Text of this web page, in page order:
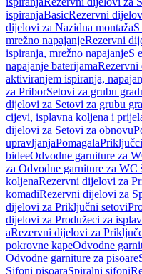
ispiranjaBasicRezervni
dijelovi za Nazidna montaža
mrežno napajanjeRezervni
ispiranja, mrežno napajanjeS
napajanje baterijamaRezervni
aktiviranjem ispiranja,
za PriborSetovi za grubu
dijelovi za Setovi za grubu
cijevi, isplavna koljena i
dijelovi za Setovi za obnovu
upravljanjaPomagala
bideeOdvodne garniture za
za Odvodne garniture za WC
koljenaRezervni dijelovi za
komadiRezervni dijelovi za
dijelovi za Priključni setovi
dijelovi za Produžeci za
aRezervni dijelovi za
pokrovne kapeOdvodne
Odvodne garniture za pisoare
Sifoni pisoaraSpiralni sifoni